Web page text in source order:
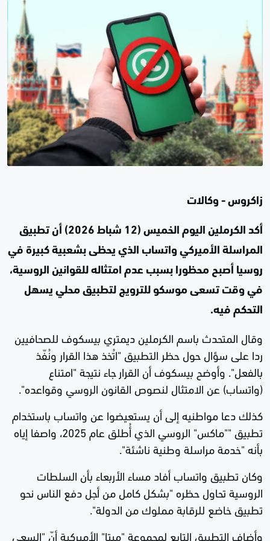
زاكروس - وكالات
أكد الكرملين اليوم الخميس (12 شباط 2026) أن تطبيق
المراسلة الأميركي واتساب الذي يحظى بشعبية كبيرة في
روسيا أصبح محظورا بسبب عدم امتثاله للقوانين الروسية،
في وقت تسعى موسكو للترويج لتطبيق محلي يسهل
التحكم فيه.
وقال المتحدث باسم الكرملين ديمتري بيسكوف للصحافيين
ردا على سؤال حول حظر التطبيق "اتُخذ هذا القرار ونُفّذ
بالفعل". وأوضح بيسكوف أن القرار جاء نتيجة "امتناع
(واتساب) عن الامتثال لنصوص القانون الروسي وقواعده".
كذلك دعا مواطنيه إلى أن يستعيضوا عن واتساب باستخدام
تطبيق ""ماكس" الروسي الذي أُطلق عام 2025، واصفا إياه
بأنه "خدمة مراسلة وطنية ناشئة".
وكان تطبيق واتساب أفاد مساء الأربعاء بأن السلطات
الروسية تحاول حظره "بشكل كامل من أجل دفع الناس نحو
تطبيق خاضع للرقابة مملوك من الدولة".
وأضاف التطبيق التابع لمجموعة "ميتا" الأميركية أنّ "السعي